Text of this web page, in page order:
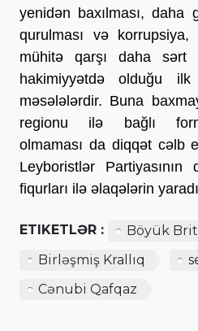
yenidən baxılması, daha
qurulması və
mühitə qarşı daha sərt
hakimiyyətdə olduğu ilk
məsələlərdir. Buna
regionu ilə bağlı
olmaması da diqqət cəlb
Leyboristlər
fiqurları ilə əlaqələrin
ETIKETLƏR :
Böyük
Birləşmiş Krallıq
Cənubi Qafqaz